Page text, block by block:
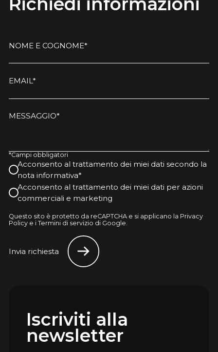
NOME E COGNOME*
EMAIL*
MESSAGGIO*
*Campi obbligatori
Acconsento al trattamento dei miei dati secondo la
nota informativa*
Acconsento al trattamento dei miei dati per azioni
commerciali e marketing
Questo sito è protetto da reCAPTCHA e si applicano la Privacy
Policy e i Termini di servizio di Google.
Invia richiesta
Iscriviti alla
newsletter